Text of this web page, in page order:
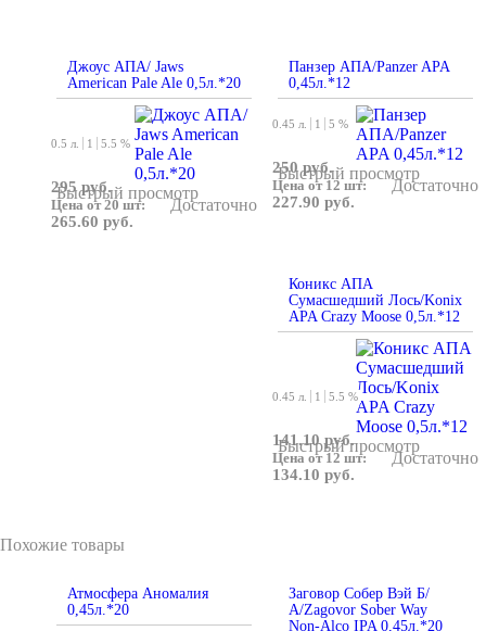
Джоус АПА/ Jaws
American Pale Ale 0,5л.*20
Быстрый просмотр
0.5 л. 1 5.5 %
295 руб.
Цена от 20 шт:
265.60 руб.
Достаточно
Панзер АПА/Panzer APA
0,45л.*12
Быстрый просмотр
0.45 л. 1 5 %
250 руб.
Цена от 12 шт:
227.90 руб.
Достаточно
Коникс АПА
Сумасшедший Лось/Konix
АPA Crazy Moose 0,5л.*12
Быстрый просмотр
0.45 л. 1 5.5 %
141.10 руб.
Цена от 12 шт:
134.10 руб.
Достаточно
Похожие товары
Атмосфера Аномалия
0,45л.*20
Заговор Собер Вэй Б/
А/Zagovor Sober Way
Non-Alco IPA 0,45л.*20